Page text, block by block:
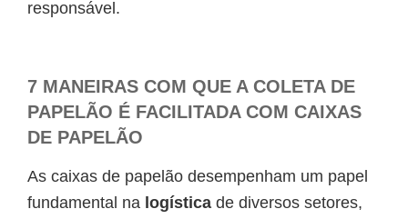
responsável.
7 MANEIRAS COM QUE A COLETA DE
PAPELÃO É FACILITADA COM CAIXAS
DE PAPELÃO
As caixas de papelão desempenham um papel
fundamental na logística de diversos setores,